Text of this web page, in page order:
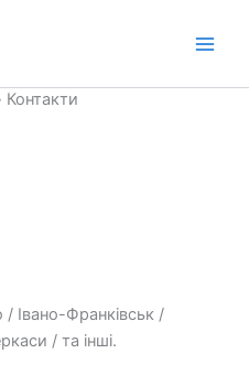
Контакти
/ Івано-Франківськ /
/ та інші.